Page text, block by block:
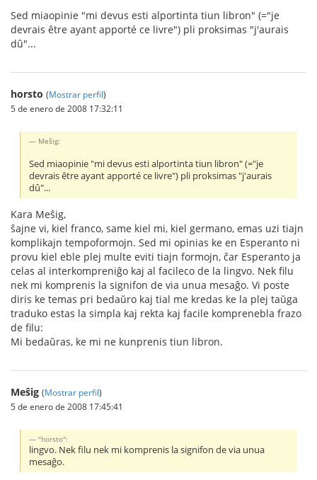
Sed miaopinie "mi devus esti alportinta tiun libron" (="je
devrais être ayant apporté ce livre") pli proksimas "j'aurais
dû"...
horsto (Mostrar perfil)
5 de enero de 2008 17:32:11
Meŝig:
Sed miaopinie "mi devus esti alportinta tiun libron" (="je
devrais être ayant apporté ce livre") pli proksimas "j'aurais
dû"...
Kara Meŝig,
ŝajne vi, kiel franco, same kiel mi, kiel germano, emas uzi tiajn
komplikajn tempoformojn. Sed mi opinias ke en Esperanto ni
provu kiel eble plej multe eviti tiajn formojn, ĉar Esperanto ja
celas al interkompreniĝo kaj al facileco de la lingvo. Nek filu
nek mi komprenis la signifon de via unua mesaĝo. Vi poste
diris ke temas pri bedaŭro kaj tial me kredas ke la plej taŭga
traduko estas la simpla kaj rekta kaj facile komprenebla frazo
de filu:
Mi bedaŭras, ke mi ne kunprenis tiun libron.
Meŝig (Mostrar perfil)
5 de enero de 2008 17:45:41
"horsto":
lingvo. Nek filu nek mi komprenis la signifon de via unua
mesaĝo.